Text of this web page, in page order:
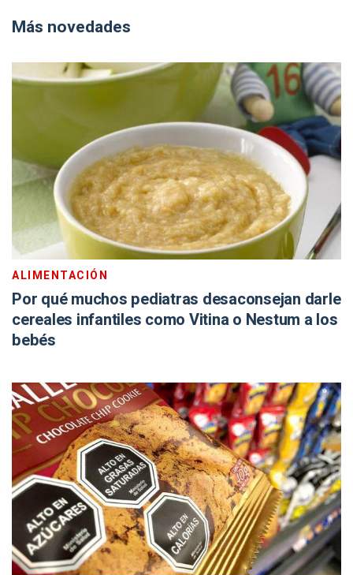
Más novedades
ALIMENTACIÓN
Por qué muchos pediatras desaconsejan darle
cereales infantiles como Vitina o Nestum a los
bebés